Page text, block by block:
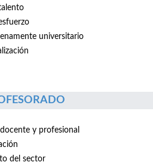
universitario
y profesional
del sector